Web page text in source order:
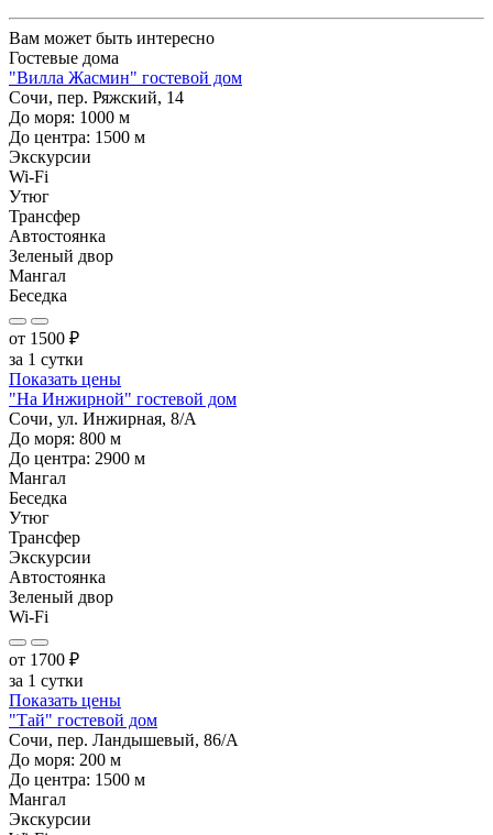
Вам может быть интересно
Гостевые дома
"Вилла Жасмин" гостевой дом
Сочи, пер. Ряжский, 14
До моря: 1000 м
До центра: 1500 м
Экскурсии
Wi-Fi
Утюг
Трансфер
Автостоянка
Зеленый двор
Мангал
Беседка
от 1500 ₽
за 1 сутки
Показать цены
"На Инжирной" гостевой дом
Сочи, ул. Инжирная, 8/А
До моря: 800 м
До центра: 2900 м
Мангал
Беседка
Утюг
Трансфер
Экскурсии
Автостоянка
Зеленый двор
Wi-Fi
от 1700 ₽
за 1 сутки
Показать цены
"Тай" гостевой дом
Сочи, пер. Ландышевый, 86/А
До моря: 200 м
До центра: 1500 м
Мангал
Экскурсии